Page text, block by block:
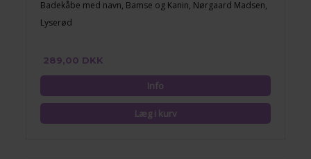
Badekåbe med navn, Bamse og Kanin, Nørgaard Madsen,
Lyserød
289,00 DKK